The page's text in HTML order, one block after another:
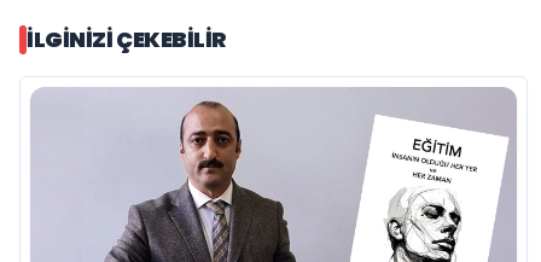
İLGINIZI ÇEKEBILIR